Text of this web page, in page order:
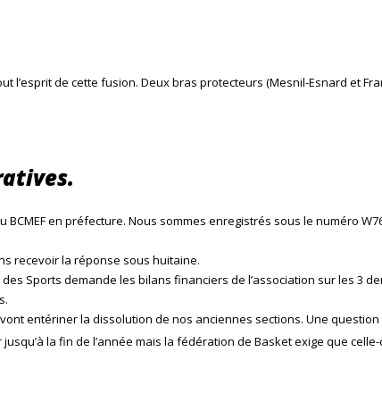
l’esprit de cette fusion. Deux bras protecteurs (Mesnil-Esnard et
en préfecture. Nous sommes enregistrés sous le numéro
recevoir la réponse sous huitaine.
Sports demande les bilans financiers de l’association sur les 3
entériner la dissolution de nos anciennes sections. Une
la fin de l’année mais la fédération de Basket exige que